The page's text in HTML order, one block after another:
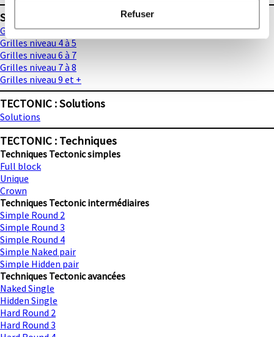
Refuser
SUDOKU : Grilles
Grilles niveau 1 à 3
Grilles niveau 4 à 5
Grilles niveau 6 à 7
Grilles niveau 7 à 8
Grilles niveau 9 et +
TECTONIC : Solutions
Solutions
TECTONIC : Techniques
Techniques Tectonic simples
Full block
Unique
Crown
Techniques Tectonic intermédiaires
Simple Round 2
Simple Round 3
Simple Round 4
Simple Naked pair
Simple Hidden pair
Techniques Tectonic avancées
Naked Single
Hidden Single
Hard Round 2
Hard Round 3